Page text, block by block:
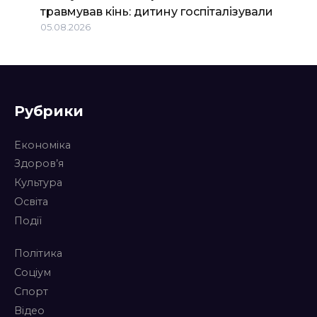
травмував кінь: дитину госпіталізували
05.08.2026
Рубрики
Економіка
Здоров’я
Культура
Освіта
Події
Політика
Соціум
Спорт
Відео